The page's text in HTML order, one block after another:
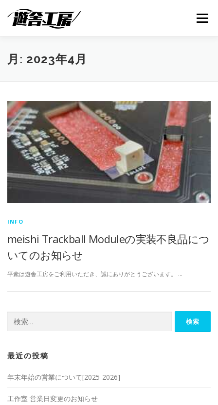
メニュー
ABOUT SERVICES
月: 2023年4月
INFO
meishi Trackball Moduleの実装不良品につ
いてのお知らせ
平素は遊舎工房をご利用いただき、誠にありがとうございます。 …
索:
最近の投稿
年末年始の営業について[2025-2026]
工作室 営業日変更のお知らせ